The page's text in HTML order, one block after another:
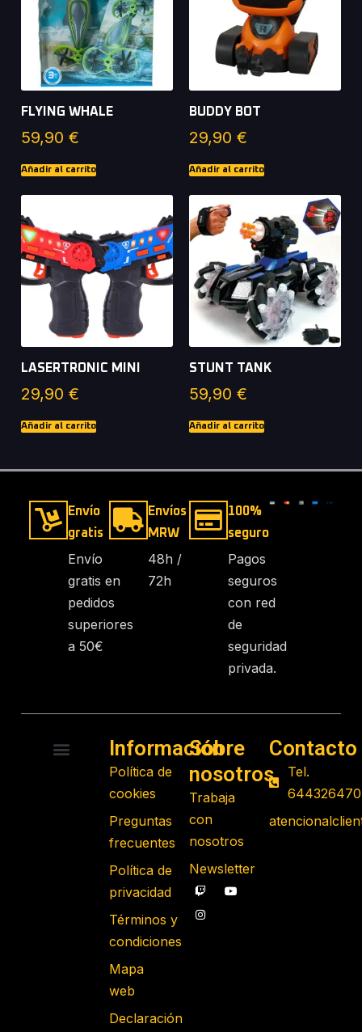
FLYING WHALE
59,90 €
Añadir al carrito
BUDDY BOT
29,90 €
Añadir al carrito
LASERTRONIC MINI
29,90 €
Añadir al carrito
STUNT TANK
59,90 €
Añadir al carrito
Envío
gratis
Envío
gratis en
pedidos
superiores
a 50€
Envíos
MRW
48h /
72h
100%
seguro
Pagos
seguros
con red
de
seguridad
privada.
Información
Política de
cookies
Preguntas
frecuentes
Política de
privacidad
Términos y
condiciones
Mapa
web
Declaración
Sobre
nosotros
Trabaja
con
nosotros
Newsletter
Contacto
Tel.
644326470